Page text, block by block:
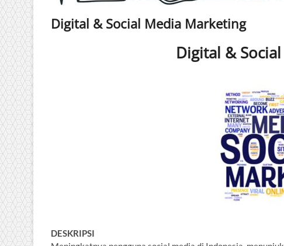
Digital & Social Media Marketing
Digital &
DESKRIPSI